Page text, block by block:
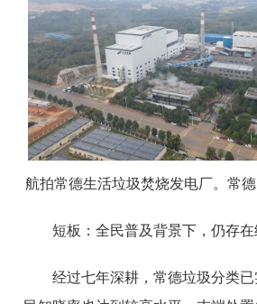
航拍常德生活垃圾焚烧发电厂。常
短板：全民普及背景下，仍存
经过七年深耕，常德垃圾分类